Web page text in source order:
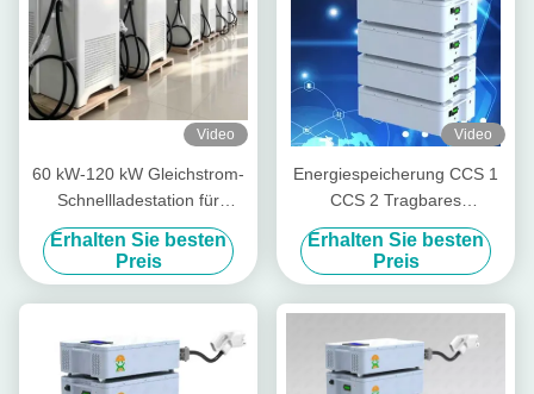
Video
60 kW-120 kW Gleichstrom-
Schnellladestation für
Elektrofahrzeuge mit CCS-
GBT-Doppelstecker
Erhalten Sie besten
Preis
Video
Energiespeicherung CCS 1
CCS 2 Tragbares
Elektroauto-Ladegerät
Batterie 19,2 kWh
Erhalten Sie besten
Preis